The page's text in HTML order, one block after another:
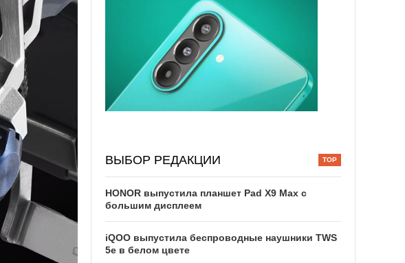
ВЫБОР РЕДАКЦИИ
HONOR выпустила планшет Pad X9 Max с
большим дисплеем
iQOO выпустила беспроводные наушники TWS
5e в белом цвете